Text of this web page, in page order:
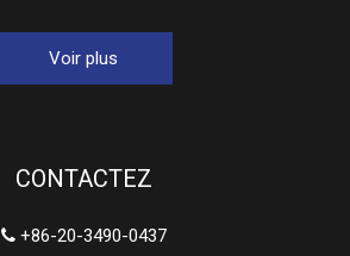
Voir plus
CONTACTEZ
+86-20-3490-0437